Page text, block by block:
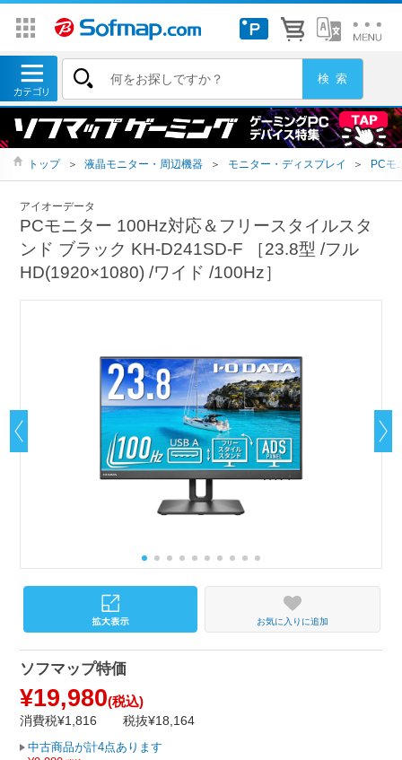
トップ ＞ 液晶モニター・周辺機器 ＞ モニター・ディスプレイ ＞ PCモ
アイオーデータ
PCモニター 100Hz対応＆フリースタイルスタ
ンド ブラック KH-D241SD-F ［23.8型 /フル
HD(1920×1080) /ワイド /100Hz］
お気に入りに追加
ソフマップ特価
¥19,980(税込)
消費税¥1,816 税抜¥18,164
中古商品が計4点あります